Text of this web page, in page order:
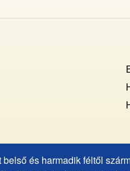
és harmadik féltől